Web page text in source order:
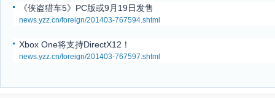
《侠盗猎车5》PC版或9月19日发售
news.yzz.cn/foreign/201403-767594.shtml
Xbox One将支持DirectX12！
news.yzz.cn/foreign/201403-767597.shtml